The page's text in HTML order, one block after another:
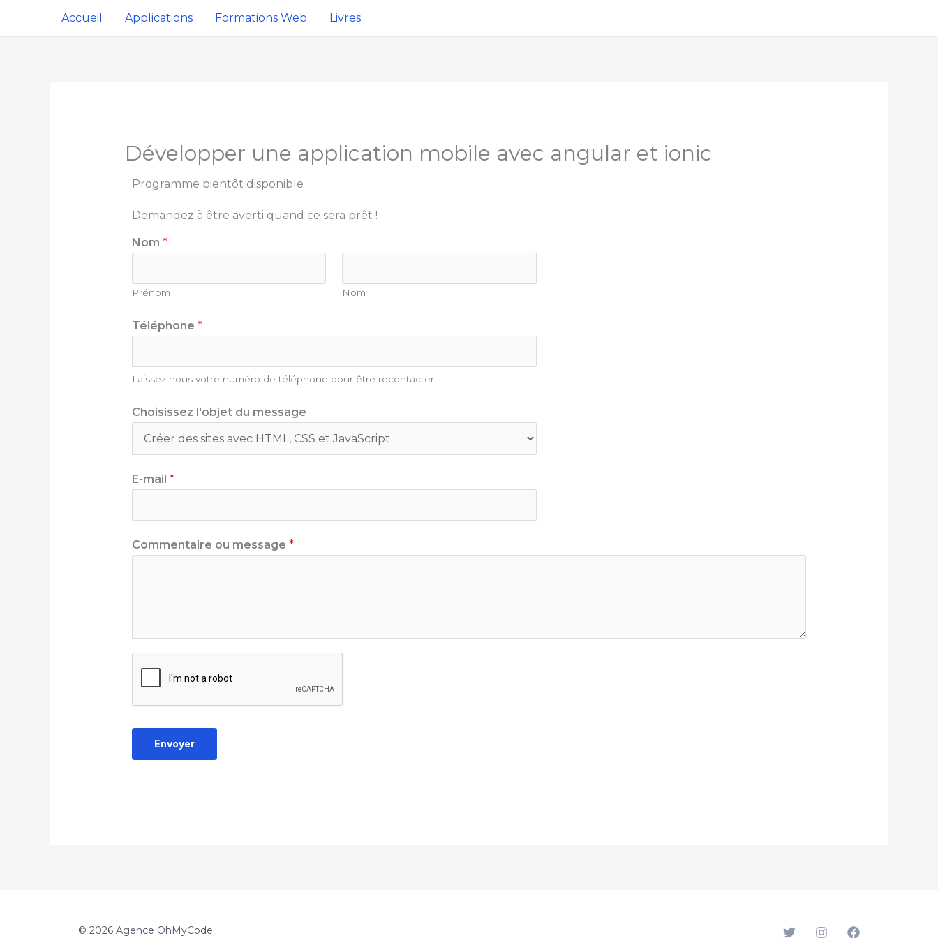
Accueil Applications Formations Web Livres
Développer une application mobile avec angular et ionic
Programme bientôt disponible
Demandez à être averti quand ce sera prêt !
Nom *
Prénom Nom
Téléphone *
Laissez nous votre numéro de téléphone pour être recontacter.
Choisissez l'objet du message
E-mail *
Commentaire ou message *
Envoyer
© 2026 Agence OhMyCode